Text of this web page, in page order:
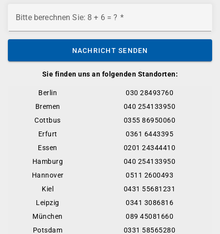
Sie finden uns an folgenden Standorten:
Berlin
030 28493760
Bremen
040 254133950
Cottbus
0355 86950060
Erfurt
0361 6443395
Essen
0201 24344410
Hamburg
040 254133950
Hannover
0511 2600493
Kiel
0431 55681231
Leipzig
0341 3086816
München
089 45081660
Potsdam
0331 58565280
Bitte berechnen Sie: 8 + 6 = ?
NACHRICHT SENDEN